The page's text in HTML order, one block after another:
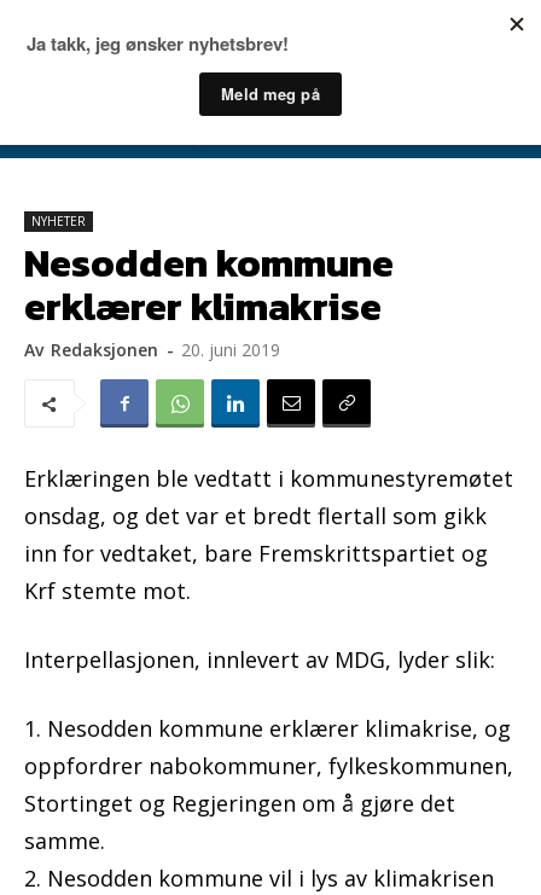
NYHETER
Nesodden kommune
erklærer klimakrise
Av Redaksjonen - 20. juni 2019
Erklæringen ble vedtatt i kommunestyremøtet
onsdag, og det var et bredt flertall som gikk
inn for vedtaket, bare Fremskrittspartiet og
Krf stemte mot.
Interpellasjonen, innlevert av MDG, lyder slik:
1. Nesodden kommune erklærer klimakrise, og
oppfordrer nabokommuner, fylkeskommunen,
Stortinget og Regjeringen om å gjøre det
samme.
2. Nesodden kommune vil i lys av klimakrisen